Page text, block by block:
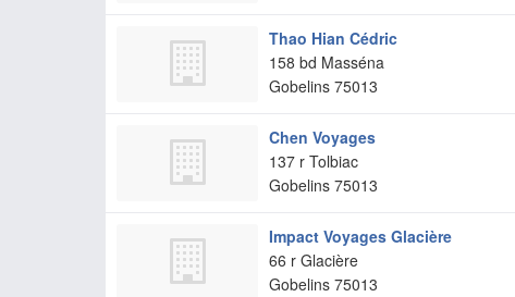
Thao Hian Cédric
158 bd Masséna
Gobelins 75013
Chen Voyages
137 r Tolbiac
Gobelins 75013
Impact Voyages Glacière
66 r Glacière
Gobelins 75013